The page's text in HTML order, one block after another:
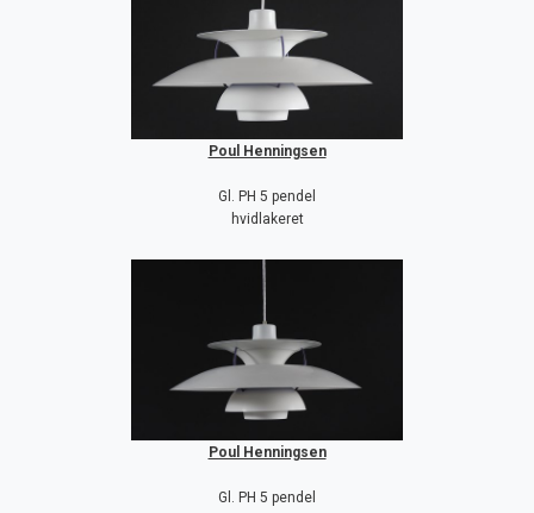
Poul Henningsen
Gl. PH 5 pendel
hvidlakeret
Poul Henningsen
Gl. PH 5 pendel